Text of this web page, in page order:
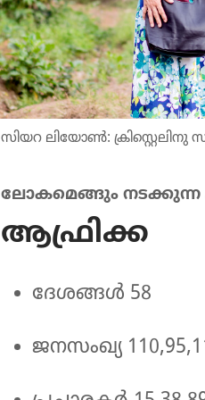
സിയറ ലിയോൺ: ക്രി​സ്റ്റെ​ലി​നു
ലോകമെങ്ങും നടക്കുന്ന
ആഫ്രിക്ക
ദേശങ്ങൾ 58
ജനസംഖ്യ